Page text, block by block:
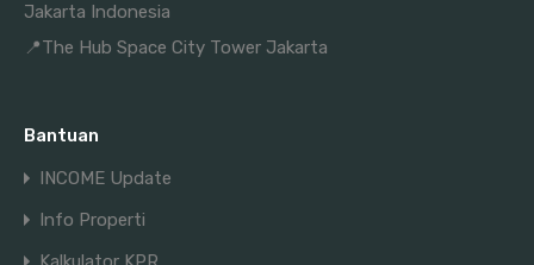
Jakarta Indonesia
📍The Hub Space City Tower Jakarta
Bantuan
INCOME Update
Info Properti